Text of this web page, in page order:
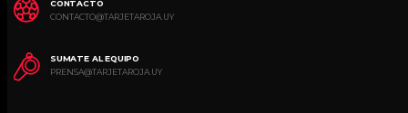
CONTACTO
CONTACTO@TARJETAROJA.UY
SUMATE AL EQUIPO
PRENSA@TARJETAROJA.UY